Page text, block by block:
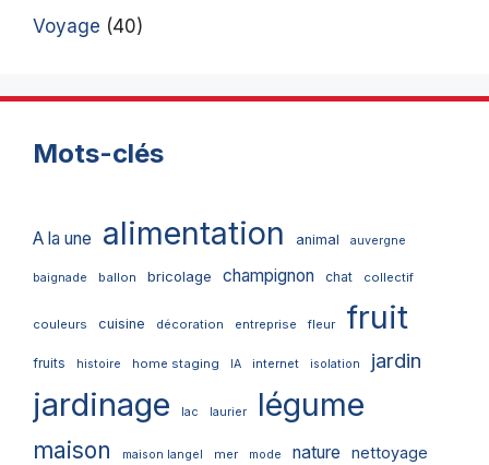
Voyage (40)
Mots-clés
A la une alimentation animal auvergne
baignade ballon bricolage champignon chat collectif
couleurs cuisine décoration entreprise fleur fruit
fruits histoire home staging IA internet isolation jardin
jardinage lac laurier légume
maison maison langel mer mode nature nettoyage